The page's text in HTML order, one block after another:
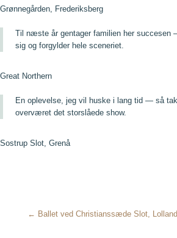
Grønnegården, Frederiksberg
Til næste år gentager familien her succesen
sig og forgylder hele sceneriet.
Great Northern
En oplevelse, jeg vil huske i lang tid — så
overværet det storslåede show.
Sostrup Slot, Grenå
← Ballet ved Christianssæde Slot, Lolland